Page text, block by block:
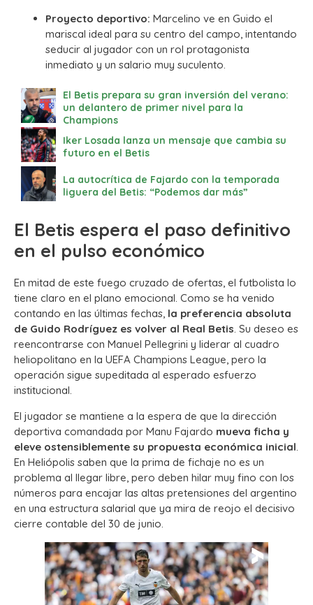
Proyecto deportivo: Marcelino ve en Guido el
mariscal ideal para su centro del campo, intentando
seducir al jugador con un rol protagonista
inmediato y un salario muy suculento.
El Betis prepara su gran inversión del verano:
un delantero de primer nivel para la
Champions
Iker Losada lanza un mensaje que cambia su
futuro en el Betis
La autocrítica de Fajardo con la temporada
liguera del Betis: “Podemos dar más”
El Betis espera el paso definitivo
en el pulso económico
En mitad de este fuego cruzado de ofertas, el futbolista lo
tiene claro en el plano emocional. Como se ha venido
contando en las últimas fechas, la preferencia absoluta
de Guido Rodríguez es volver al Real Betis. Su deseo es
reencontrarse con Manuel Pellegrini y liderar al cuadro
heliopolitano en la UEFA Champions League, pero la
operación sigue supeditada al esperado esfuerzo
institucional.
El jugador se mantiene a la espera de que la dirección
deportiva comandada por Manu Fajardo mueva ficha y
eleve ostensiblemente su propuesta económica inicial.
En Heliópolis saben que la prima de fichaje no es un
problema al llegar libre, pero deben hilar muy fino con los
números para encajar las altas pretensiones del argentino
en una estructura salarial que ya mira de reojo el decisivo
cierre contable del 30 de junio.